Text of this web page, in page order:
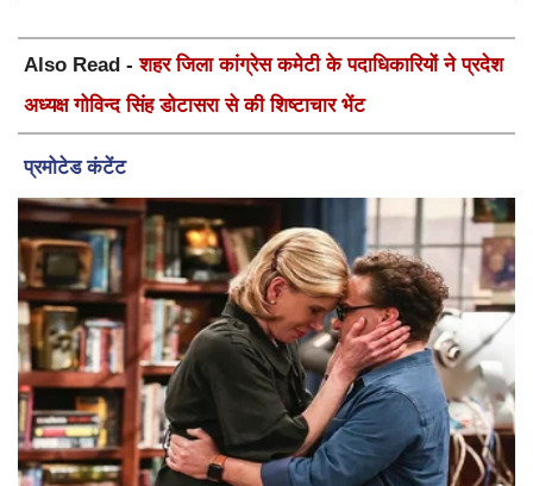
Also Read -शहर जिला कांग्रेस कमेटी के पदाधिकारियों ने प्रदेश
अध्यक्ष गोविन्द सिंह डोटासरा से की शिष्टाचार भेंट